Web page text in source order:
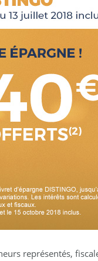
représentés,